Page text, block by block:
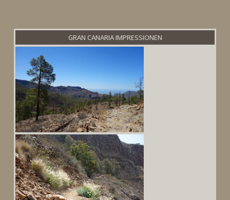
GRAN CANARIA IMPRESSIONEN